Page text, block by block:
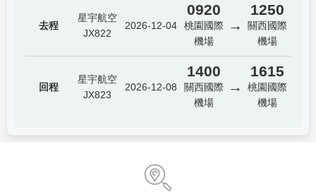
去程
星宇航空
JX822
2026-12-04
0920
桃園國際
機場
→
1250
關西國際
機場
回程
星宇航空
JX823
2026-12-08
1400
關西國際
機場
→
1615
桃園國際
機場